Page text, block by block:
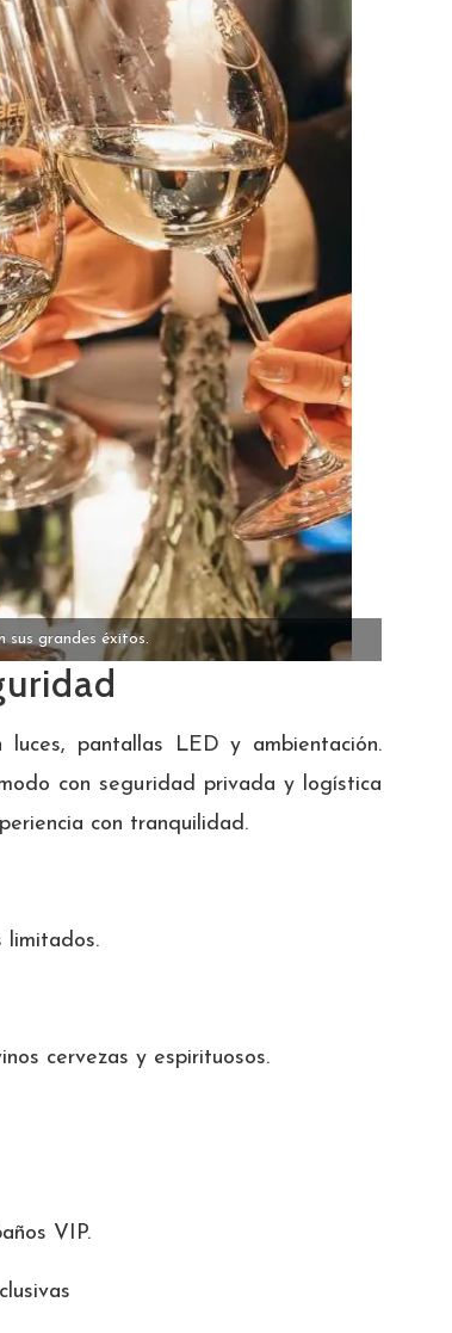
sus grandes éxitos.
pantallas LED y ambientación.
con seguridad privada y logística
con tranquilidad.
limitados.
cervezas y espirituosos.
VIP.